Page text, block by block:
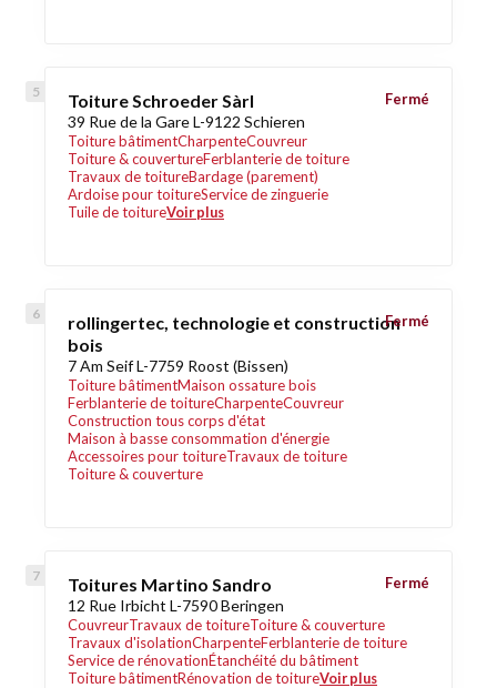
Toiture Schroeder Sàrl
39 Rue de la Gare L-9122 Schieren
Toiture bâtimentCharpenteCouvreur
Toiture & couvertureFerblanterie de toiture
Travaux de toitureBardage (parement)
Ardoise pour toitureService de zinguerie
Tuile de toitureVoir plus
Fermé
rollingertec, technologie et construction
bois
7 Am Seif L-7759 Roost (Bissen)
Toiture bâtimentMaison ossature bois
Ferblanterie de toitureCharpenteCouvreur
Construction tous corps d'état
Maison à basse consommation d'énergie
Accessoires pour toitureTravaux de toiture
Toiture & couverture
Fermé
Toitures Martino Sandro
12 Rue Irbicht L-7590 Beringen
CouvreurTravaux de toitureToiture & couverture
Travaux d'isolationCharpenteFerblanterie de toiture
Service de rénovationÉtanchéité du bâtiment
Toiture bâtimentRénovation de toitureVoir plus
Fermé